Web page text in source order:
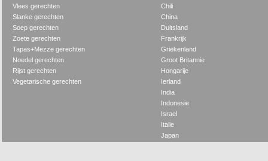
Vlees gerechten
Slanke gerechten
Soep gerechten
Zoete gerechten
Tapas+Mezze gerechten
Noedel gerechten
Rijst gerechten
Vegetarische gerechten
Chili
China
Duitsland
Frankrijk
Griekenland
Groot Britannie
Hongarije
Ierland
India
Indonesie
Israel
Italie
Japan